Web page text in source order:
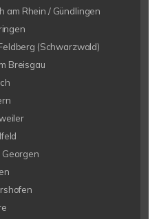
am Rhein / Gündlingen
(Schwarzwald)
Breisgau
Georgen